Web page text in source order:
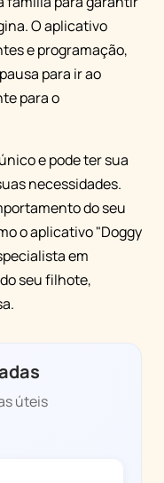
O aplicativo
e programação,
para ir ao
para o
e pode ter sua
necessidades.
do seu
o aplicativo "Doggy
em
seu filhote,
úteis